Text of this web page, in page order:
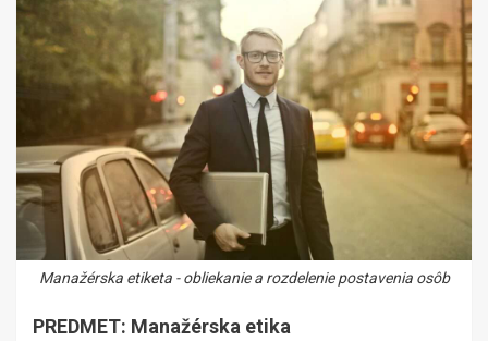
Manažérska etiketa - obliekanie a rozdelenie postavenia osôb
PREDMET: Manažérska etika